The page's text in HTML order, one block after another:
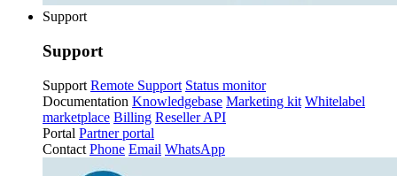
Support
Support
Support Remote Support Status monitor
Documentation Knowledgebase Marketing kit Whitelabel
marketplace Billing Reseller API
Portal Partner portal
Contact Phone Email WhatsApp